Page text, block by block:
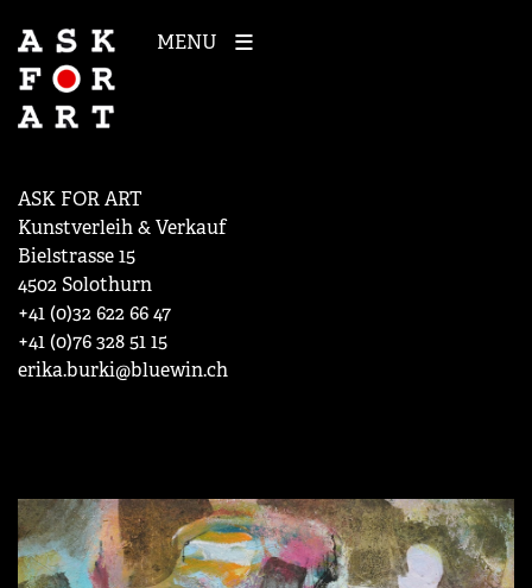
MENU
ASK FOR ART
Kunstverleih & Verkauf
Bielstrasse 15
4502 Solothurn
+41 (0)32 622 66 47
+41 (0)76 328 51 15
erika.burki@bluewin.ch